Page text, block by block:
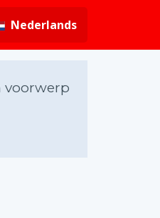
Nederlands
voorwerp